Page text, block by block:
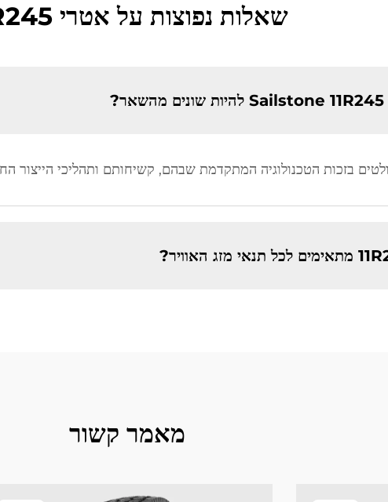
שאלות נפוצות על אטרי 11R245
מאמר קשור